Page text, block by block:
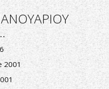
2001